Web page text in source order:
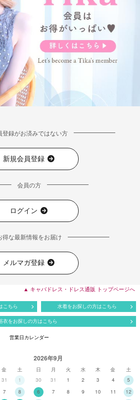
登録がお済みではない方
新規会員登録
会員の方
ログイン
得な最新情報をお届け
メルマガ登録
▲ キャバドレス・ドレス通販 トップページへ
こちら 水着をお探しの方はこちら
衣をお探しの方はこちら
営業日カレンダー
金
土
31
1
7
8
2026年9月
日 月 火 水 木 金
土
30
31 1 2 3 4
5
6
7 8 9 10 11
12